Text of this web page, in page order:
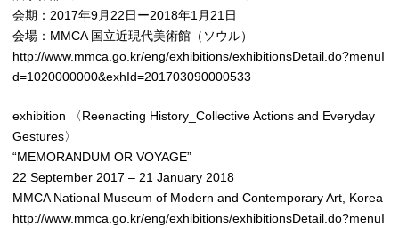
会期：2017年9月22日ー2018年1月21日
会場：MMCA 国立近現代美術館（ソウル）
http://www.mmca.go.kr/eng/exhibitions/exhibitionsDetail.do?menuI
d=1020000000&exhId=201703090000533
exhibition 〈Reenacting History_Collective Actions and Everyday
Gestures〉
“MEMORANDUM OR VOYAGE”
22 September 2017 – 21 January 2018
MMCA National Museum of Modern and Contemporary Art, Korea
http://www.mmca.go.kr/eng/exhibitions/exhibitionsDetail.do?menuI